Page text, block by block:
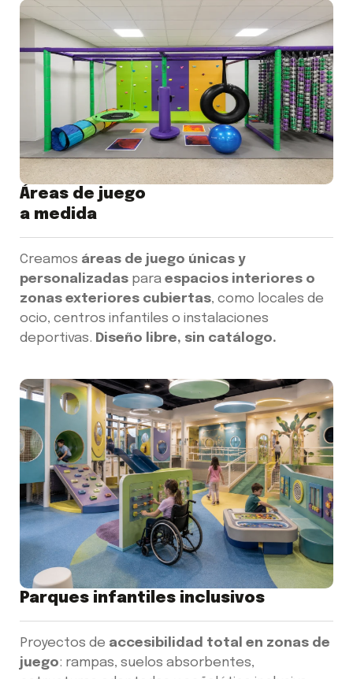
Áreas de juego
a medida
Creamos áreas de juego únicas y
personalizadas para espacios interiores o
zonas exteriores cubiertas, como locales de
ocio, centros infantiles o instalaciones
deportivas. Diseño libre, sin catálogo.
Parques infantiles inclusivos
Proyectos de accesibilidad total en zonas de
juego: rampas, suelos absorbentes,